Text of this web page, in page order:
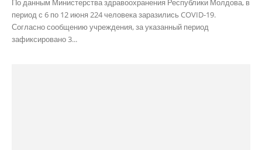
По данным Министерства здравоохранения Республики Молдова, в
период с 6 по 12 июня 224 человека заразились COVID-19.
Согласно сообщению учреждения, за указанный период
зафиксировано 3...